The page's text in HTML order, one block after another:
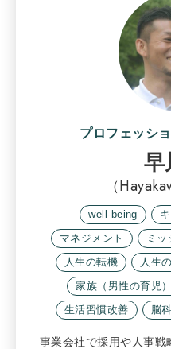
プロフェッシ
早
（
well-being
マネジメント
ミッ
人生の転機
人生
家族（男性の育児）
生活習慣改善
脳
事業会社で採用や人事戦